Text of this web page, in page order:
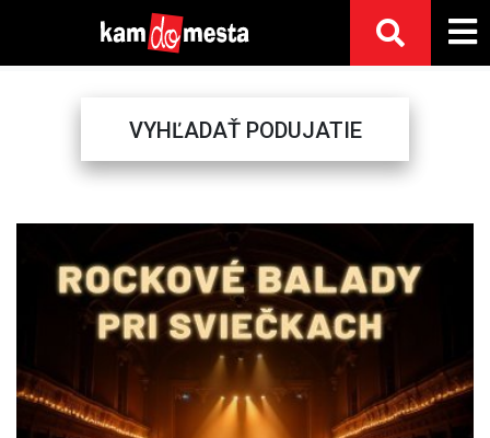
VYHĽADAŤ PODUJATIE